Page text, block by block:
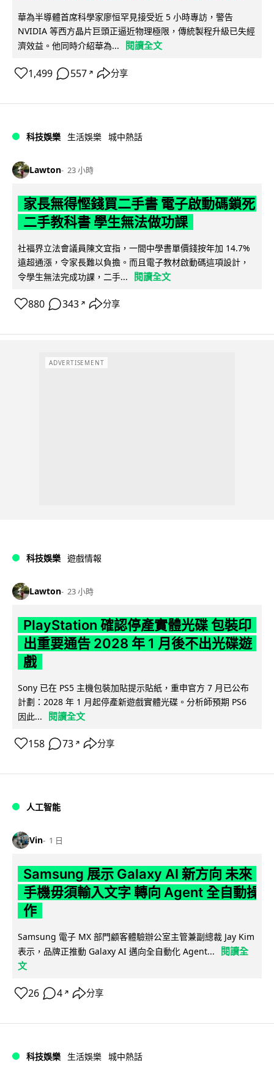
華為半導體首席科學家廖恒罕見接受近 5 小時專訪，警告
NVIDIA 等西方晶片巨頭正逼近物理極限，傳統製程升級已失經
濟效益。他同時介紹華為...
閱讀全文
1,499 557 ↗ 分享
科技娛樂 生活娛樂 城中熱話
Lawton 23 小時
家長無得慳錢買二手書 電子啟動碼鎖死
二手教科書 學生無法做功課
社福界立法會議員陳文宜指，一間中學書單價錢按年加 14.7%
遠超通漲，令家長難以負擔。而且電子教材啟動碼這項設計，
令學生無法完成功課，二手...
閱讀全文
880 343 ↗ 分享
ADVERTISEMENT
科技娛樂 遊戲情報
Lawton 23 小時
PlayStation 確認停產實體光碟 包裝印
出重要通告 2028 年 1 月後不出光碟遊
戲
Sony 已在 PS5 主機包裝加貼提示貼紙，重申官方 7 月已公布
計劃：2028 年 1 月起停產新遊戲實體光碟。分析師預期 PS6
因此...
閱讀全文
158 73 ↗ 分享
人工智能
Vin 1 日
Samsung 展示 Galaxy AI 新方向 未來
手機毋須輸入文字 轉向 Agent 全自動操
作
Samsung 電子 MX 部門顧客體驗辦公室主管兼副總裁 Jay Kim
表示，品牌正推動 Galaxy AI 邁向全自動化 Agent...
閱讀全
文
26 4 ↗ 分享
科技娛樂 生活娛樂 城中熱話